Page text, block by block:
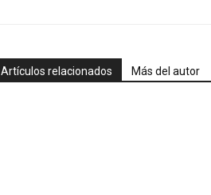
Artículos relacionados Más del autor